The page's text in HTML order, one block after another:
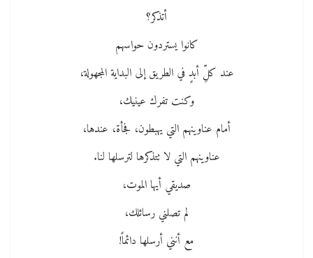
أتذكر؟
كانوا يستردون حواسهم
عند كلِّ أبدٍ في الطريق إلى البداية المجهولة،
وكنت تفرك عينيك،
أمام عناوينهم التي يهبطون، فجأة، عندها،
عناوينهم التي لا تتذكرها لترسلها لنا.
صديقي أيها الموت،
لم تصلني رسائلك،
مع أنني أرسلها دائماً!